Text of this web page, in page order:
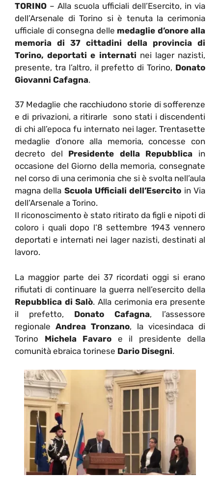
TORINO – Alla scuola ufficiali dell’Esercito, in via
dell’Arsenale di Torino si è tenuta la cerimonia
ufficiale di consegna delle medaglie d’onore alla
memoria di 37 cittadini della provincia di
Torino, deportati e internati nei lager nazisti,
presente, tra l’altro, il prefetto di Torino, Donato
Giovanni Cafagna.
37 Medaglie che racchiudono storie di sofferenze
e di privazioni, a ritirarle sono stati i discendenti
di chi all’epoca fu internato nei lager. Trentasette
medaglie d’onore alla memoria, concesse con
decreto del Presidente della Repubblica in
occasione del Giorno della memoria, consegnate
nel corso di una cerimonia che si è svolta nell’aula
magna della Scuola Ufficiali dell’Esercito in Via
dell’Arsenale a Torino.
Il riconoscimento è stato ritirato da figli e nipoti di
coloro i quali dopo l’8 settembre 1943 vennero
deportati e internati nei lager nazisti, destinati al
lavoro.
La maggior parte dei 37 ricordati oggi si erano
rifiutati di continuare la guerra nell’esercito della
Repubblica di Salò. Alla cerimonia era presente
il prefetto, Donato Cafagna, l’assessore
regionaleAndrea Tronzano, la vicesindaca di
Torino Michela Favaro e il presidente della
comunità ebraica torinese Dario Disegni.